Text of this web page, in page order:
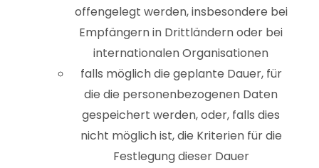
offengelegt werden, insbesondere bei
Empfängern in Drittländern oder bei
internationalen Organisationen
falls möglich die geplante Dauer, für
die die personenbezogenen Daten
gespeichert werden, oder, falls dies
nicht möglich ist, die Kriterien für die
Festlegung dieser Dauer